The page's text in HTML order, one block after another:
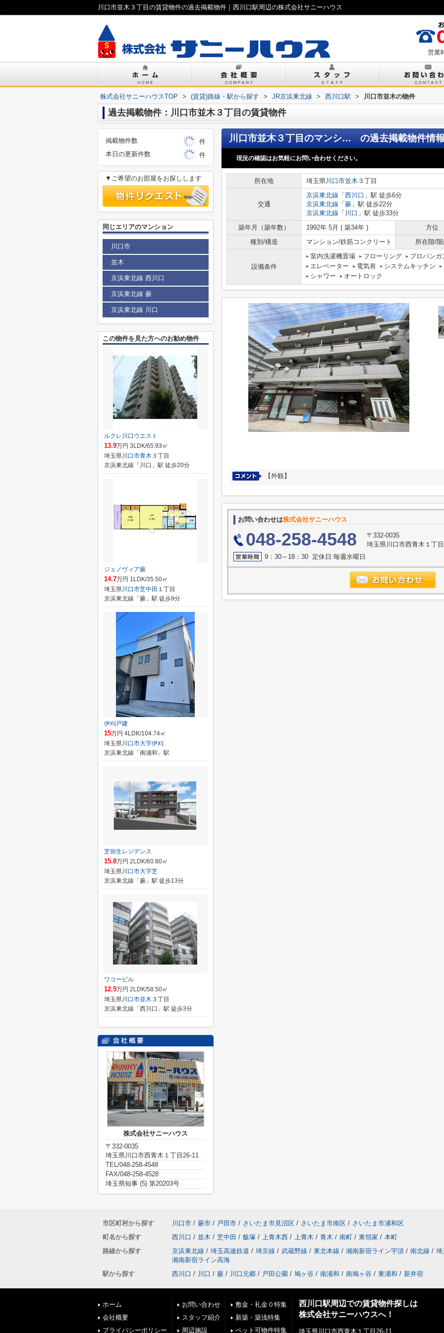
川口市並木３丁目の賃貸物件の過去掲載物件｜西川口駅周辺の株式会社サニーハウス
営業
株式会社サニーハウスTOP > (賃貸)路線・駅から探す > JR京浜東北線 > 西川口駅 > 川口市並木の物件
過去掲載物件：川口市並木３丁目の賃貸物件
川口市並木３丁目のマンション の過去掲載物件情
現況の確認はお気軽にお問い合わせください。
所在地 埼玉県川口市並木 ３丁目
交通
京浜東北線 「 西川口 」駅 徒歩6分
京浜東北線 「 蕨 」駅 徒歩22分
京浜東北線 「 川口 」駅 徒歩33分
築年月（築年数）
1992年 5月 ( 築34年 )
方位
種別/構造
マンション/鉄筋コンクリート 所在階/
設備条件
室内洗濯機置場 フローリング
プロパンガ
エレベーター
電気有 システムキッチン
シャワー
オートロック
【外観】
お問い合わせは株式会社サニーハウス
048-258-4548
〒332-0035
埼玉県川口市西青木１丁
9：30～18：30 定休日:毎週水曜日
掲載物件数
件
本日の更新件数
件
▼ご希望のお部屋をお探しします
同じエリアのマンション
川口市
並木
京浜東北線 西川口
京浜東北線 蕨
京浜東北線 川口
この物件を見た方へのお勧め物件
ルクレ川口ウエスト
13.9万円 3LDK/65.93㎡
埼玉県川口市青木 ３丁目
京浜東北線「川口」駅 徒歩20分
ジェノヴィア蕨
14.7万円 1LDK/35.50㎡
埼玉県川口市芝中田 １丁目
京浜東北線「蕨」駅 徒歩9分
伊刈戸建
15万円 4LDK/104.74㎡
埼玉県川口市大字伊刈
京浜東北線「南浦和」駅
芝弥生レジデンス
15.8万円 2LDK/60.80㎡
埼玉県川口市大字芝
京浜東北線「蕨」駅 徒歩13分
ワコービル
12.5万円 2LDK/58.50㎡
埼玉県川口市並木 ３丁目
京浜東北線「西川口」駅 徒歩3分
株式会社サニーハウス
〒332-0035
埼玉県川口市西青木１丁目26-11
TEL/048-258-4548
FAX/048-258-4528
埼玉県知事 (5) 第20203号
市区町村から探す 川口市 / 蕨市 / 戸田市 / さいたま市見沼区 / さいたま市南区 / さいたま市浦和区
町名から探す
西川口 / 並木 / 芝中田 / 飯塚 / 上青木西 / 上青木 / 青木 / 南町 / 東領家 / 本町
路線から探す
京浜東北線 / 埼玉高速鉄道 / 埼京線 / 武蔵野線 / 東北本線 / 湘南新宿ライン宇須 / 南北線 / 埼
湘南新宿ライン高海
駅から探す
西川口 / 川口 / 蕨 / 川口元郷 / 戸田公園 / 鳩ヶ谷 / 南浦和 / 南鳩ヶ谷 / 東浦和 / 新井宿
ホーム
会社概要
プライバシーポリシー
お問い合わせ
スタッフ紹介
周辺施設
敷金・礼金０特集
新築・築浅特集
ペット可物件特集
西川口駅周辺での賃貸物件探しは
株式会社サニーハウスへ！
埼玉県川口市西青木１丁目26-11